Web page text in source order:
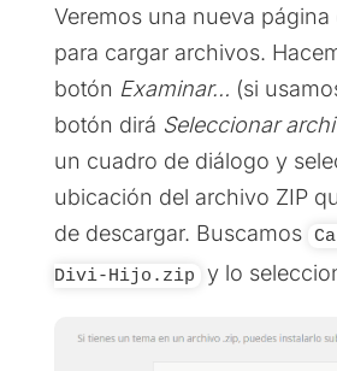
Veremos una nueva
para cargar archivos.
botón Examinar… (si
botón dirá Seleccionar
un cuadro de diálogo y
ubicación del archivo ZIP
de descargar. Buscamos
Divi-Hijo.zip
y lo